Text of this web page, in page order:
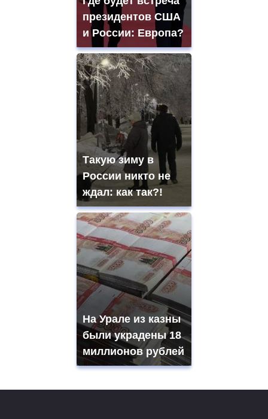
президентов США
и России: Европа?
Такую зиму в
России никто не
ждал: как так?!
На Урале из казны
были украдены 18
миллионов рублей